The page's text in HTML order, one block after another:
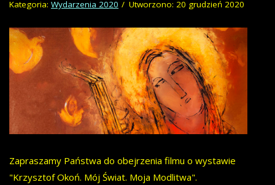
Kategoria: Wydarzenia 2020 Utworzono: 20 grudzień 2020
Zapraszamy Państwa do obejrzenia filmu o wystawie
"Krzysztof Okoń. Mój Świat. Moja Modlitwa".